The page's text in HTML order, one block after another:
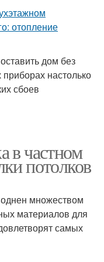
дом без
настолько
сбоев
в частном
потолков
множеством
материалов для
самых